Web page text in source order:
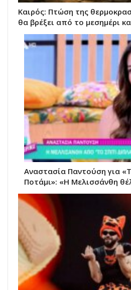
Καιρός: Πτώση της
θα βρέξει από το μεσημέρι
Αναστασία Παντούση για
Ποτάμι»: «Η Μελισσάνθη